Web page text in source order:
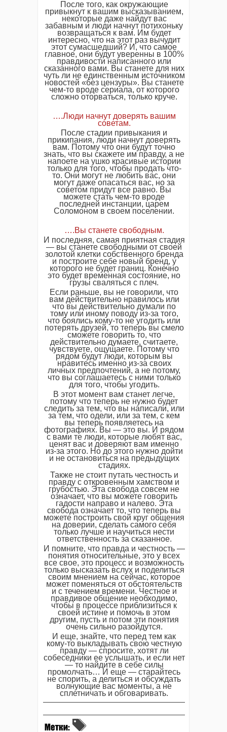
После того, как окружающие
привыкнут к вашим высказыванием,
некоторые даже найдут вас
забавным и люди начнут потихоньку
возвращаться к вам. Им будет
интересно, что на этот раз вычудит
этот сумасшедший? И, что самое
главное, они будут уверенны в 100%
правдивости написанного или
сказанного вами. Вы станете для них
чуть ли не единственным источником
новостей «без цензуры». Вы станете
чем-то вроде сериала, от которого
сложно оторваться, только круче.
….Люди начнут доверять вашим
советам.
После стадии привыкания и
прикипания, люди начнут доверять
вам. Потому что они будут точно
знать, что вы скажете им правду, а не
напоете на ушко красивые истории
только для того, чтобы продать что-
то. Они могут не любить вас, они
могут даже опасаться вас, но за
советом придут все равно. Вы
можете стать чем-то вроде
последней инстанции, царем
Соломоном в своем поселении.
….Вы станете свободным.
И последняя, самая приятная стадия
— вы станете свободными от своей
золотой клетки собственного бренда
и построите себе новый бренд, у
которого не будет границ. Конечно
это будет временная состояние, но
грузы сваляться с плеч.
Если раньше, вы не говорили, что
вам действительно нравилось или
что вы действительно думали по
тому или иному поводу из-за того,
что боялись кому-то не угодить или
потерять друзей, то теперь вы смело
сможете говорить то, что
действительно думаете, считаете,
чувствуете, ощущаете. Потому что
рядом будут люди, которым вы
нравитесь именно из-за своих
личных предпочтений, а не потому,
что вы соглашаетесь с ними только
для того, чтобы угодить.
В этот момент вам станет легче,
потому что теперь не нужно будет
следить за тем, что вы написали, или
за тем, что одели, или за тем, с кем
вы теперь появляетесь на
фотографиях. Вы — это вы. И рядом
с вами те люди, которые любят вас,
ценят вас и доверяют вам именно
из-за этого. Но до этого нужно дойти
и не остановиться на предыдущих
стадиях.
Также не стоит путать честность и
правду с откровенным хамством и
грубостью. Эта свобода совсем не
означает, что вы можете говорить
гадости направо и налево. Эта
свобода означает то, что теперь вы
можете построить свой круг общения
на доверии, сделать самого себя
только лучше и научиться нести
ответственность за сказанное.
И помните, что правда и честность —
понятия относительные, это у всех
все свое, это процесс и возможность
только высказать вслух и поделиться
своим мнением на сейчас, которое
может поменяться от обстоятельств
и с течением времени. Честное и
правдивое общение необходимо,
чтобы в процессе приблизиться к
своей истине и помочь в этом
другим, пусть и потом эти понятия
очень сильно разойдутся.
И еще, знайте, что перед тем как
кому-то выкладывать свою честную
правду — спросите, хотят ли
собеседники ее услышать, и если нет
— то найдите в себе силы
промолчать… И еще — старайтесь
не спорить, а делиться и обсуждать
волнующие вас моменты, а не
сплетничать и обговаривать.